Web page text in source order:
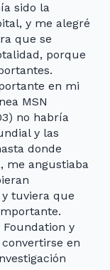
sido la
y me alegré
que se
porque
en mi
MSN
no habría
y las
donde
me angustiaba
tuviera que
y
en